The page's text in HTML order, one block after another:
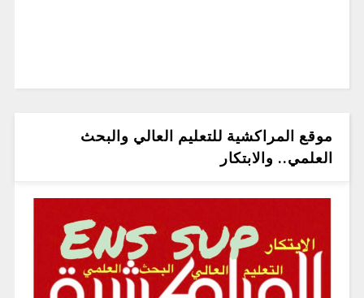
موقع المراكشية للتعليم العالي والبحث
العلمي.. والابتكار